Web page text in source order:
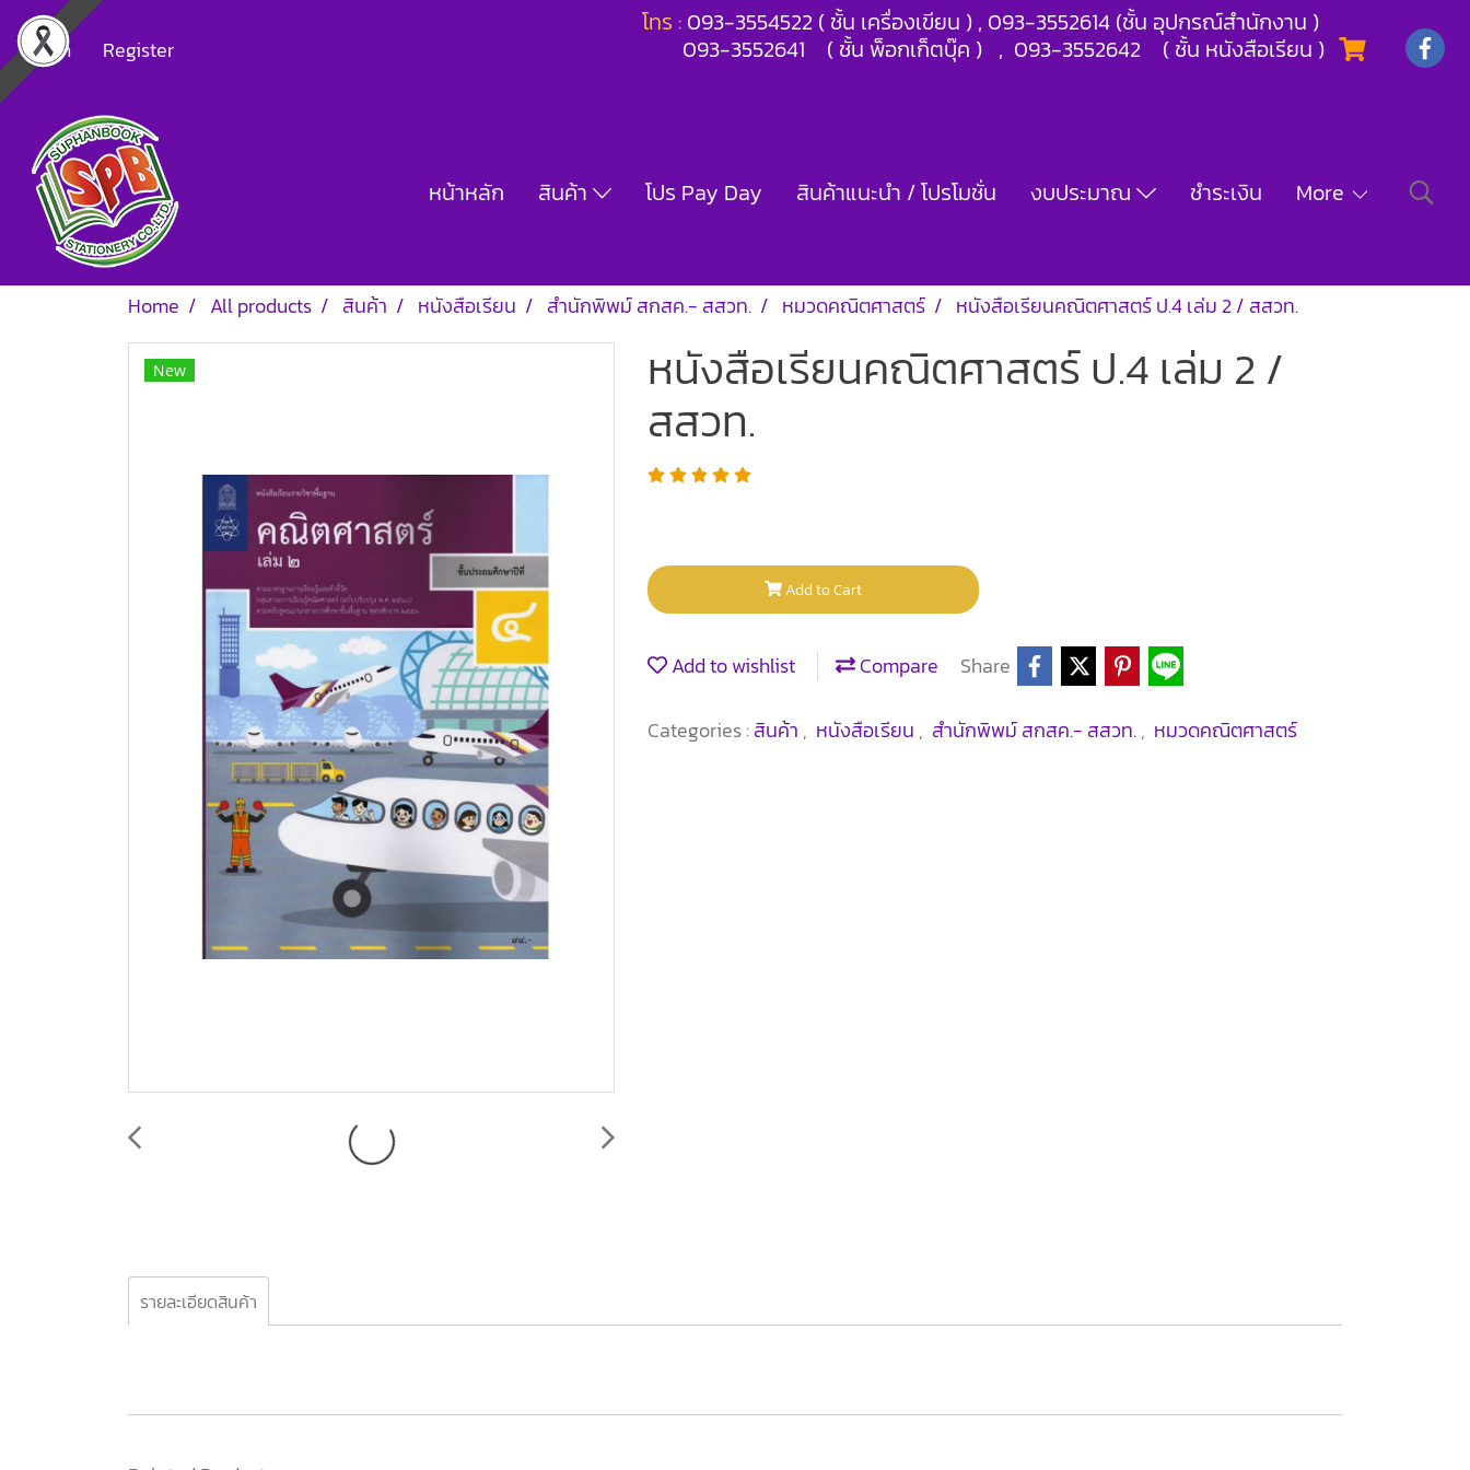
Login Register
โทร : 093-3554522 ( ชั้น เครื่องเขียน ) , 093-3552614 (ชั้น อุปกรณ์สำนักงาน )
093-3552641 ( ชั้น พ็อกเก็ตบุ๊ค ) , 093-3552642 ( ชั้น หนังสือเรียน )
หน้าหลัก สินค้า โปร Pay Day สินค้าแนะนำ / โปรโมชั่น งบประมาณ ชำระเงิน More
Home All products สินค้า หนังสือเรียน สำนักพิพม์ สกสค.- สสวท. หมวดคณิตศาสตร์ หนังสือเรียนคณิตศาสตร์ ป.4 เล่ม 2 / สสวท.
New
หนังสือเรียนคณิตศาสตร์ ป.4 เล่ม 2 /
สสวท.
Add to Cart
Add to wishlist Compare Share
Categories :สินค้า , หนังสือเรียน , สำนักพิพม์ สกสค.- สสวท., หมวดคณิตศาสตร์
รายละเอียดสินค้า